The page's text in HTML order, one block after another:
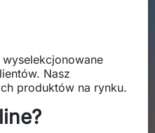
Nasz
produktów na rynku.